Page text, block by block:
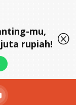
mu,
rupiah! Q